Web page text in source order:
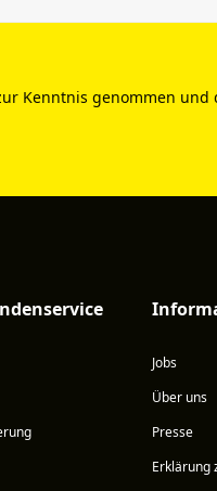
Kenntnis genommen und
Jobs
Über uns
Presse
Erklärung